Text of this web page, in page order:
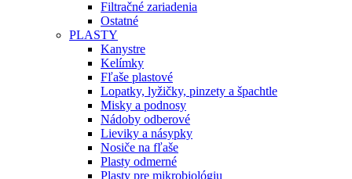
Filtračné zariadenia
Ostatné
PLASTY
Kanystre
Kelímky
Fľaše plastové
Lopatky, lyžičky, pinzety a špachtle
Misky a podnosy
Nádoby odberové
Lieviky a násypky
Nosiče na fľaše
Plasty odmerné
Plasty pre mikrobiológiu